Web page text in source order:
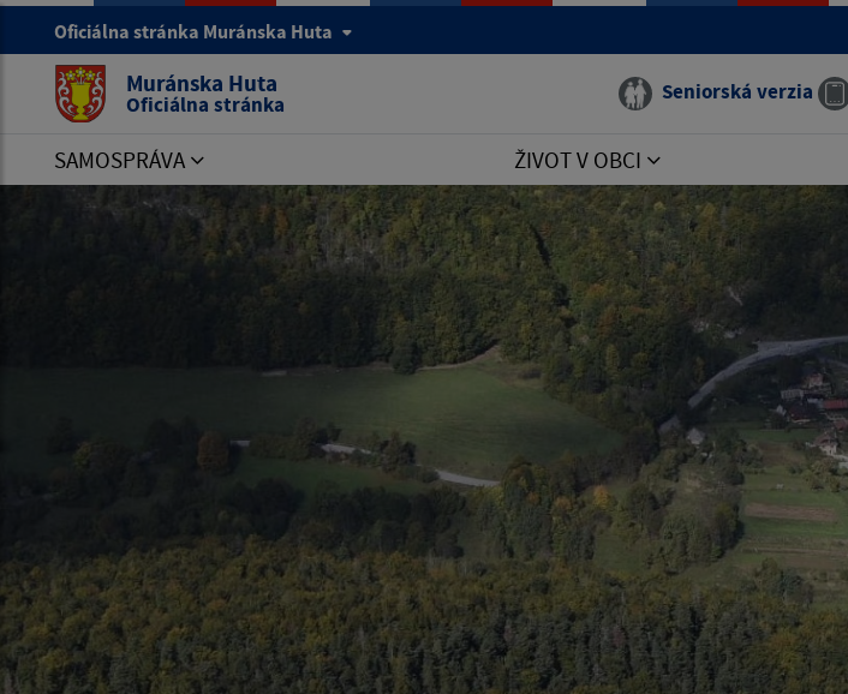
Oficiálna stránka Muránska Huta
Muránska Huta
Oficiálna stránka Seniorská verzia
SAMOSPRÁVA ŽIVOT V OBCI